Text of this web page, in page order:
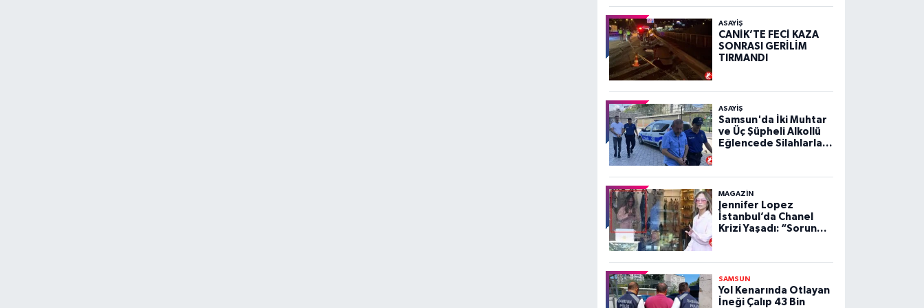
ASAYIŞ
CANİK’TE FECİ KAZA
SONRASI GERİLİM
TIRMANDI
ASAYIŞ
Samsun'da İki Muhtar
ve Üç Şüpheli Alkollü
Eğlencede Silahlarla
MAGAZİN
Jennifer Lopez
İstanbul’da Chanel
Krizi Yaşadı: “Sorun
SAMSUN
Yol Kenarında Otlayan
İneği Çalıp 43 Bin